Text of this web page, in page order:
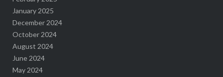
January 2025
December 2024
October 2024
August 2024
June 2024
May 2024